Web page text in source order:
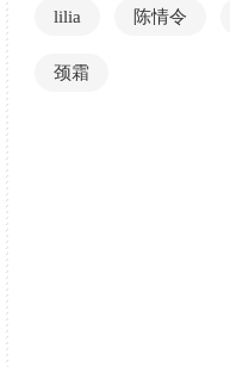
lilia 陈情令
颈霜